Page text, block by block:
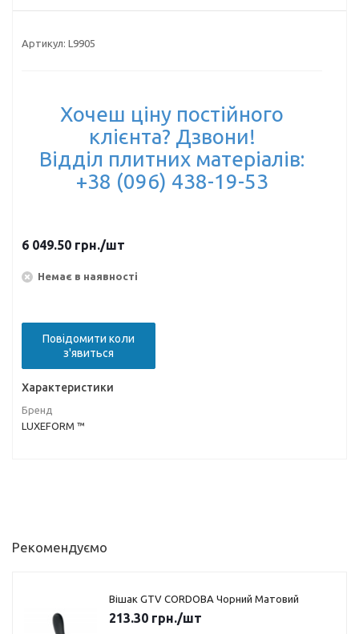
Артикул: L9905
Хочеш ціну постійного
клієнта? Дзвони!
Відділ плитних матеріалів:
+38 (096) 438-19-53
6 049.50 грн./шт
Немає в наявності
Повідомити коли
з'явиться
Характеристики
Бренд
LUXEFORM ™
Рекомендуємо
Вішак GTV CORDOBA Чорний Матовий
213.30 грн./шт